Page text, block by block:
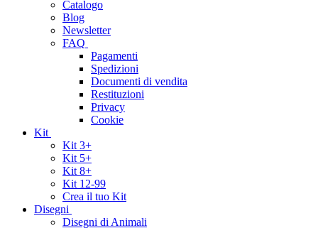
Catalogo
Blog
Newsletter
FAQ
Pagamenti
Spedizioni
Documenti di vendita
Restituzioni
Privacy
Cookie
Kit
Kit 3+
Kit 5+
Kit 8+
Kit 12-99
Crea il tuo Kit
Disegni
Disegni di Animali